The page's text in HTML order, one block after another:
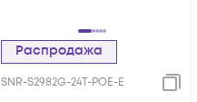
Распродажа
SNR-S2982G-24T-POE-E